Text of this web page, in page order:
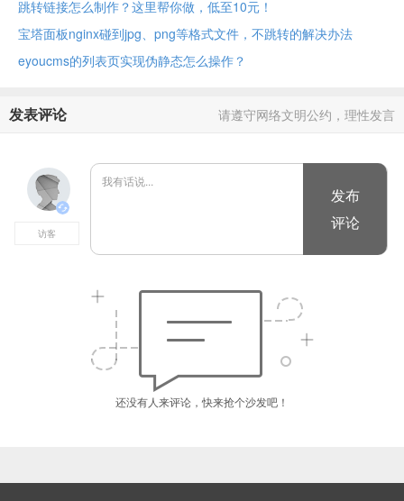
跳转链接怎么制作？这里帮你做，低至10元！
宝塔面板nginx碰到jpg、png等格式文件，不跳转的解决办法
eyoucms的列表页实现伪静态怎么操作？
发表评论 请遵守网络文明公约，理性发言
还没有人来评论，快来抢个沙发吧！